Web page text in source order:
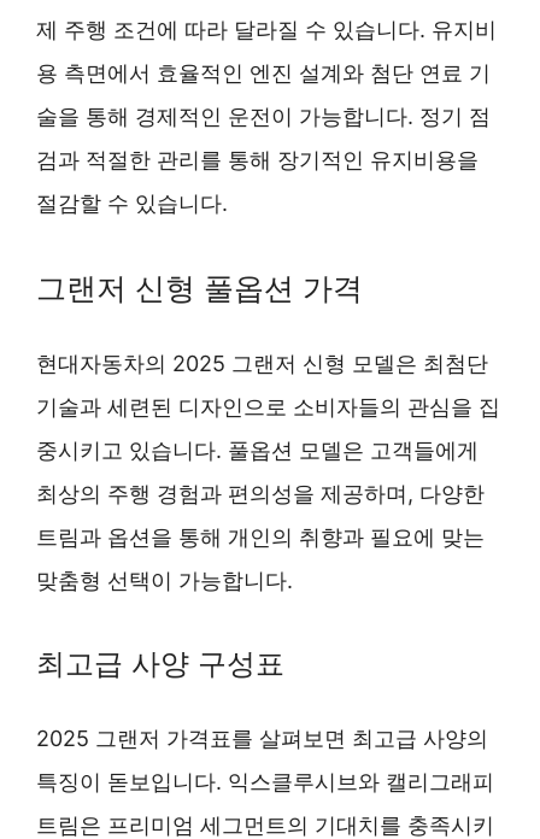
제 주행 조건에 따라 달라질 수 있습니다. 유지비
용 측면에서 효율적인 엔진 설계와 첨단 연료 기
술을 통해 경제적인 운전이 가능합니다. 정기 점
검과 적절한 관리를 통해 장기적인 유지비용을
절감할 수 있습니다.
그랜저 신형 풀옵션 가격
현대자동차의 2025 그랜저 신형 모델은 최첨단
기술과 세련된 디자인으로 소비자들의 관심을 집
중시키고 있습니다. 풀옵션 모델은 고객들에게
최상의 주행 경험과 편의성을 제공하며, 다양한
트림과 옵션을 통해 개인의 취향과 필요에 맞는
맞춤형 선택이 가능합니다.
최고급 사양 구성표
2025 그랜저 가격표를 살펴보면 최고급 사양의
특징이 돋보입니다. 익스클루시브와 캘리그래피
트림은 프리미엄 세그먼트의 기대치를 충족시키